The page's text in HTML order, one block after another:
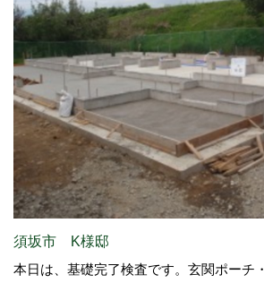
須坂市 K様邸
本日は、基礎完了検査です。玄関ポーチ